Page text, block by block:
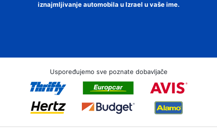
iznajmljivanje automobila u Izrael u vaše ime.
Uspoređujemo sve poznate dobavljače